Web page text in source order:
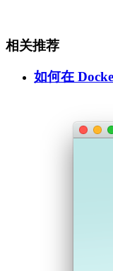
相关推荐
如何在